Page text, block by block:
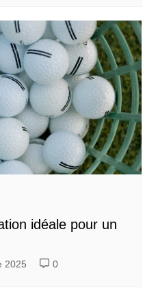
idéale pour un
2025 0